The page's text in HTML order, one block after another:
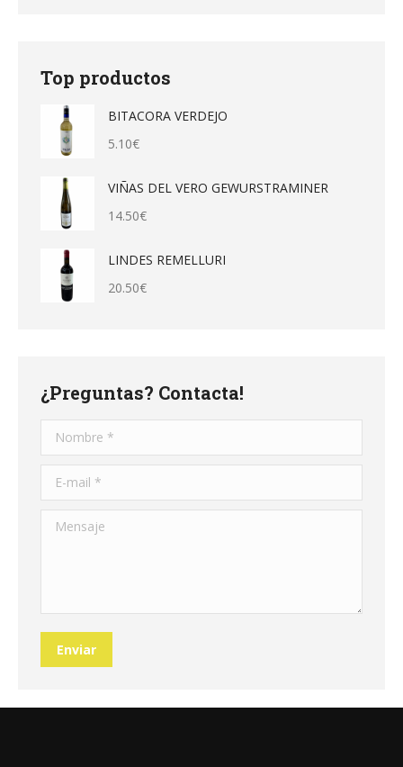
Top productos
BITACORA VERDEJO
5.10€
VIÑAS DEL VERO GEWURSTRAMINER
14.50€
LINDES REMELLURI
20.50€
¿Preguntas? Contacta!
Nombre *
E-mail *
Mensaje
Enviar